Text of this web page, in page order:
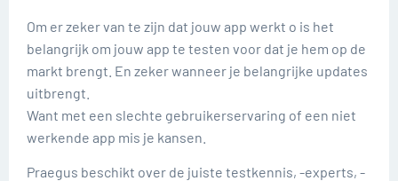
Om er zeker van te zijn dat jouw app werkt o is het
belangrijk om jouw app te testen voor dat je hem op de
markt brengt. En zeker wanneer je belangrijke updates
uitbrengt.
Want met een slechte gebruikerservaring of een niet
werkende app mis je kansen.
Praegus beschikt over de juiste testkennis, -experts, -